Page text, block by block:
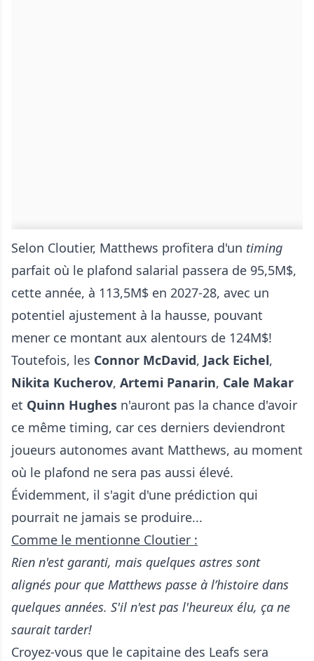
Selon Cloutier, Matthews profitera d'un timing
parfait où le plafond salarial passera de 95,5M$,
cette année, à 113,5M$ en 2027-28, avec un
potentiel ajustement à la hausse, pouvant
mener ce montant aux alentours de 124M$!
Toutefois, les Connor McDavid, Jack Eichel,
Nikita Kucherov, Artemi Panarin, Cale Makar
et Quinn Hughes n'auront pas la chance d'avoir
ce même timing, car ces derniers deviendront
joueurs autonomes avant Matthews, au moment
où le plafond ne sera pas aussi élevé.
Évidemment, il s'agit d'une prédiction qui
pourrait ne jamais se produire...
Comme le mentionne Cloutier :
Rien n'est garanti, mais quelques astres sont
alignés pour que Matthews passe à l’histoire dans
quelques années. S'il n'est pas l'heureux élu, ça ne
saurait tarder!
Croyez-vous que le capitaine des Leafs sera